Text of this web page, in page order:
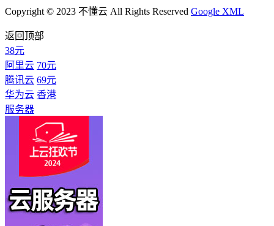
Copyright © 2023 不懂云 All Rights Reserved Google XML
返回顶部
38元
阿里云 70元
腾讯云 69元
华为云 香港
服务器